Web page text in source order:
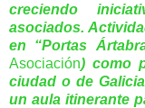
creciendo
asociados.
en “Portas
Asociación) como
ciudad o de
un aula itinerante